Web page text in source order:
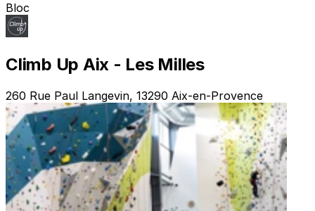
Bloc
Climb Up Aix - Les Milles
260 Rue Paul Langevin, 13290 Aix-en-Provence